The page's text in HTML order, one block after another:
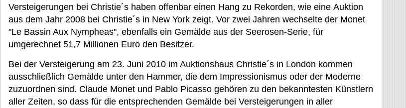
Versteigerungen bei Christie´s haben offenbar einen Hang zu Rekorden, wie eine Auktion
aus dem Jahr 2008 bei Christie´s in New York zeigt. Vor zwei Jahren wechselte der Monet
"Le Bassin Aux Nympheas", ebenfalls ein Gemälde aus der Seerosen-Serie, für
umgerechnet 51,7 Millionen Euro den Besitzer.
Bei der Versteigerung am 23. Juni 2010 im Auktionshaus Christie´s in London kommen
ausschließlich Gemälde unter den Hammer, die dem Impressionismus oder der Moderne
zuzuordnen sind. Claude Monet und Pablo Picasso gehören zu den bekanntesten Künstlern
aller Zeiten, so dass für die entsprechenden Gemälde bei Versteigerungen in aller